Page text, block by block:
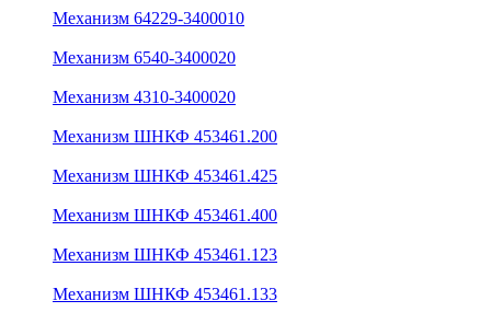
Механизм 64229-3400010
Механизм 6540-3400020
Механизм 4310-3400020
Механизм ШНКФ 453461.200
Механизм ШНКФ 453461.425
Механизм ШНКФ 453461.400
Механизм ШНКФ 453461.123
Механизм ШНКФ 453461.133